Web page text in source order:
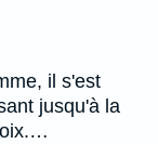
il s'est
jusqu'à la